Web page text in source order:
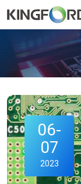
06-
07
2023